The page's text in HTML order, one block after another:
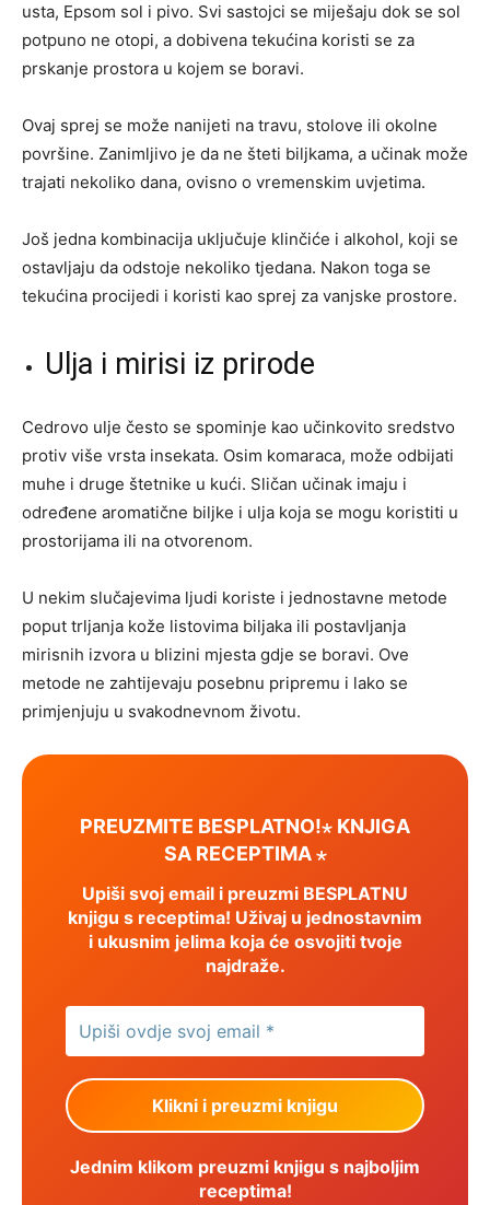
usta, Epsom sol i pivo. Svi sastojci se miješaju dok se sol
potpuno ne otopi, a dobivena tekućina koristi se za
prskanje prostora u kojem se boravi.
Ovaj sprej se može nanijeti na travu, stolove ili okolne
površine. Zanimljivo je da ne šteti biljkama, a učinak može
trajati nekoliko dana, ovisno o vremenskim uvjetima.
Još jedna kombinacija uključuje klinčiće i alkohol, koji se
ostavljaju da odstoje nekoliko tjedana. Nakon toga se
tekućina procijedi i koristi kao sprej za vanjske prostore.
Ulja i mirisi iz prirode
Cedrovo ulje često se spominje kao učinkovito sredstvo
protiv više vrsta insekata. Osim komaraca, može odbijati
muhe i druge štetnike u kući. Sličan učinak imaju i
određene aromatične biljke i ulja koja se mogu koristiti u
prostorijama ili na otvorenom.
U nekim slučajevima ljudi koriste i jednostavne metode
poput trljanja kože listovima biljaka ili postavljanja
mirisnih izvora u blizini mjesta gdje se boravi. Ove
metode ne zahtijevaju posebnu pripremu i lako se
primjenjuju u svakodnevnom životu.
PREUZMITE BESPLATNO!⋆ KNJIGA
SA RECEPTIMA ⋆
Upiši svoj email i preuzmi BESPLATNU
knjigu s receptima! Uživaj u jednostavnim
i ukusnim jelima koja će osvojiti tvoje
najdraže.
Jednim klikom preuzmi knjigu s najboljim
receptima!